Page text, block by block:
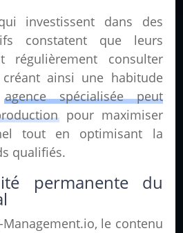
investissent dans des
constatent que leurs
régulièrement consulter
créant ainsi une habitude
agence spécialisée peut
pour maximiser
tout en optimisant la
qualifiés.
permanente du
Management.io, le contenu